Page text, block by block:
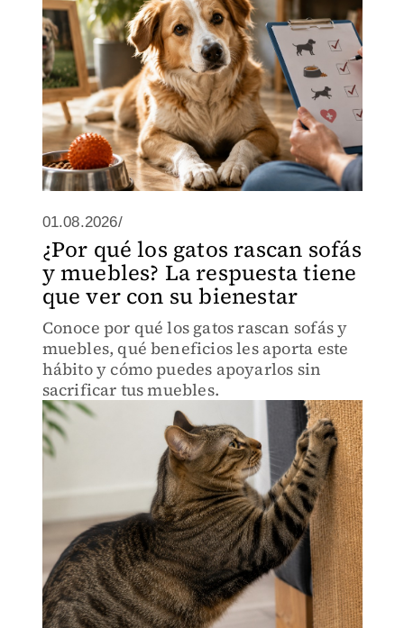
01.08.2026/
¿Por qué los gatos rascan sofás
y muebles? La respuesta tiene
que ver con su bienestar
Conoce por qué los gatos rascan sofás y
muebles, qué beneficios les aporta este
hábito y cómo puedes apoyarlos sin
sacrificar tus muebles.